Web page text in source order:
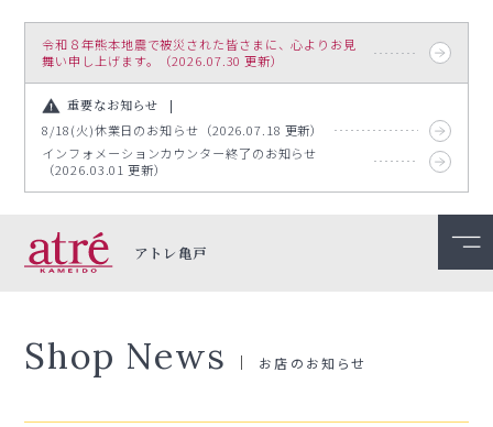
令和８年熊本地震で被災された皆さまに、心よりお見
舞い申し上げます。（2026.07.30 更新）
重要なお知らせ
8/18(火)休業日のお知らせ（2026.07.18 更新）
インフォメーションカウンター終了のお知らせ
（2026.03.01 更新）
アトレ亀戸
Shop News お店のお知らせ